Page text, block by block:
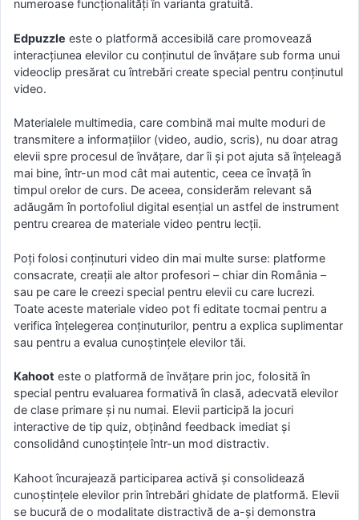
numeroase funcționalități în varianta gratuită.
Edpuzzle este o platformă accesibilă care promovează
interacțiunea elevilor cu conținutul de învățare sub forma unui
videoclip presărat cu întrebări create special pentru conținutul
video.
Materialele multimedia, care combină mai multe moduri de
transmitere a informațiilor (video, audio, scris), nu doar atrag
elevii spre procesul de învățare, dar îi și pot ajuta să înțeleagă
mai bine, într-un mod cât mai autentic, ceea ce învață în
timpul orelor de curs. De aceea, considerăm relevant să
adăugăm în portofoliul digital esențial un astfel de instrument
pentru crearea de materiale video pentru lecții.
Poți folosi conținuturi video din mai multe surse: platforme
consacrate, creații ale altor profesori – chiar din România –
sau pe care le creezi special pentru elevii cu care lucrezi.
Toate aceste materiale video pot fi editate tocmai pentru a
verifica înțelegerea conținuturilor, pentru a explica suplimentar
sau pentru a evalua cunoștințele elevilor tăi.
Kahoot este o platformă de învățare prin joc, folosită în
special pentru evaluarea formativă în clasă, adecvată elevilor
de clase primare și nu numai. Elevii participă la jocuri
interactive de tip quiz, obținând feedback imediat și
consolidând cunoștințele într-un mod distractiv.
Kahoot încurajează participarea activă și consolidează
cunoștințele elevilor prin întrebări ghidate de platformă. Elevii
se bucură de o modalitate distractivă de a-și demonstra